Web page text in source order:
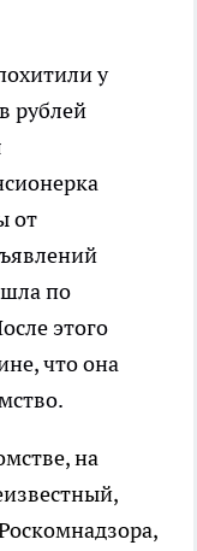
у
рублей
от
по
этого
что она
на